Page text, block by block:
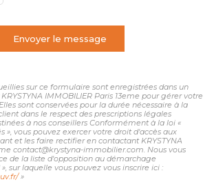
Envoyer le message
sur ce formulaire sont enregistrées dans un
IMMOBILIER Paris 13eme pour gérer votre
sont conservées pour la durée nécessaire à la
dans le respect des prescriptions légales
à nos conseillers Conformément à la loi «
», vous pouvez exercer votre droit d'accès aux
et les faire rectifier en contactant KRYSTYNA
contact@krystyna-immobilier.com. Nous vous
de la liste d'opposition au démarchage
sur laquelle vous pouvez vous inscrire ici :
»